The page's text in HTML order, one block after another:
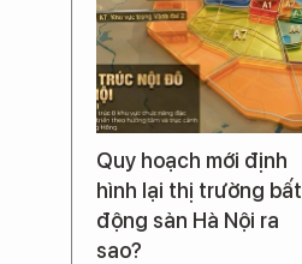
Quy hoạch mới định
hình lại thị trường bất
động sản Hà Nội ra
sao?